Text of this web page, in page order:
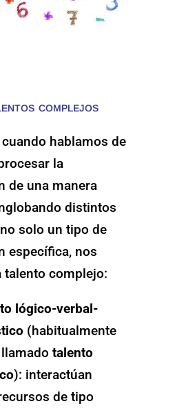
complejos
hablamos de
la
de una manera
distintos
solo un tipo de
específica, nos
talento complejo:
lógico-verbal-
(habitualmente
talento
): interactúan
de tipo